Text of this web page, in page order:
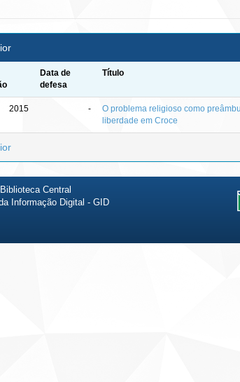
Data de
defesa
Título
2015 -
O problema religioso como
liberdade em Croce
Central
Informação Digital - GID